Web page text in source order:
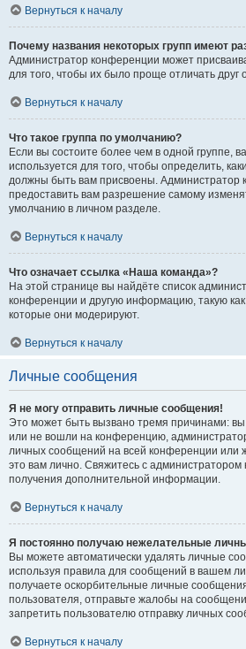
Вернуться к началу
Почему названия некоторых групп имеют
Администратор конференции может
для того, чтобы их было проще отличать друг
Вернуться к началу
Что такое группа по умолчанию?
Если вы состоите более чем в одной группе,
используется для того, чтобы определить,
должны быть вам присвоены. Администратор
предоставить вам разрешение самому
умолчанию в личном разделе.
Вернуться к началу
Что означает ссылка «Наша команда»?
На этой странице вы найдёте список
конференции и другую информацию, такую
которые они модерируют.
Вернуться к началу
Личные сообщения
Я не могу отправить личные сообщения!
Это может быть вызвано тремя причинами:
или не вошли на конференцию,
личных сообщений на всей конференции или
это вам лично. Свяжитесь с
получения дополнительной информации.
Вернуться к началу
Я постоянно получаю нежелательные
Вы можете автоматически удалять личные
используя правила для сообщений в вашем
получаете оскорбительные личные
пользователя, отправьте жалобы на
запретить пользователю отправку личных
Вернуться к началу